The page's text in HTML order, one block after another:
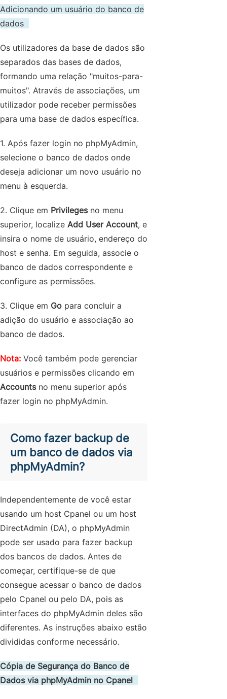
Adicionando um usuário do banco de
dados
Os utilizadores da base de dados são
separados das bases de dados,
formando uma relação "muitos-para-
muitos". Através de associações, um
utilizador pode receber permissões
para uma base de dados específica.
1. Após fazer login no phpMyAdmin,
selecione o banco de dados onde
deseja adicionar um novo usuário no
menu à esquerda.
2. Clique em Privilegesno menu
superior, localize Add User Account, e
insira o nome de usuário, endereço do
host e senha. Em seguida, associe o
banco de dados correspondente e
configure as permissões.
3. Clique em Go para concluir a
adição do usuário e associação ao
banco de dados.
Nota: Você também pode gerenciar
usuários e permissões clicando em
Accountsno menu superior após
fazer login no phpMyAdmin.
Como fazer backup de
um banco de dados via
phpMyAdmin?
Independentemente de você estar
usando um host Cpanel ou um host
DirectAdmin (DA), o phpMyAdmin
pode ser usado para fazer backup
dos bancos de dados. Antes de
começar, certifique-se de que
consegue acessar o banco de dados
pelo Cpanel ou pelo DA, pois as
interfaces do phpMyAdmin deles são
diferentes. As instruções abaixo estão
divididas conforme necessário.
Cópia de Segurança do Banco de
Dados via phpMyAdmin no Cpanel